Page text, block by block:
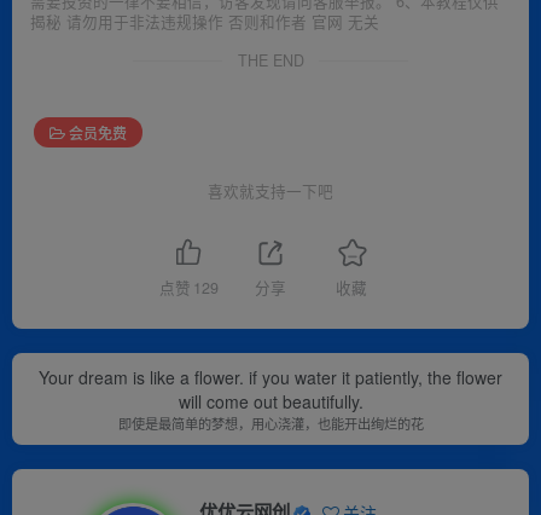
揭秘 请勿用于非法违规操作 否则和作者 官网 无关
THE END
会员免费
喜欢就支持一下吧
点赞 129 分享 收藏
Your dream is like a flower. if you water it patiently, the flower
will come out beautifully.
即使是最简单的梦想，用心浇灌，也能开出绚烂的花